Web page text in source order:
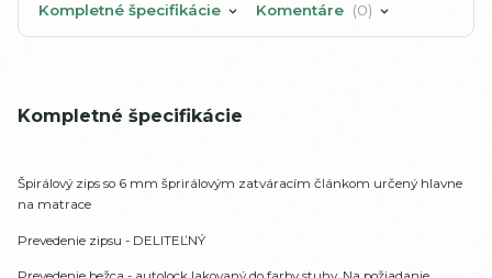
Kompletné špecifikácie Komentáre 0
Kompletné špecifikácie
Špirálový zips so 6 mm šprirálovým zatváracím článkom určený hlavne
na matrace
Prevedenie zipsu - DELITEĽNÝ